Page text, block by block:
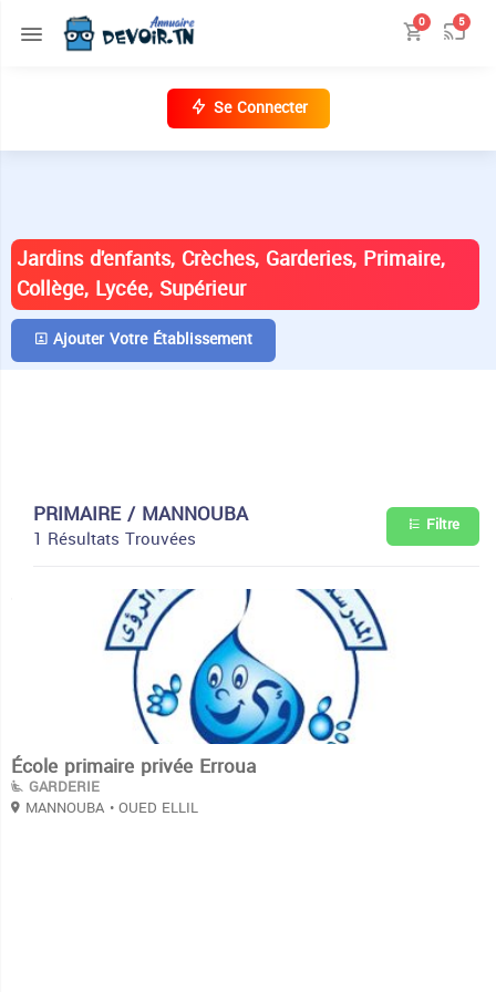
0 5
Se Connecter
Jardins d'enfants, Crèches, Garderies, Primaire,
Collège, Lycée, Supérieur
Ajouter Votre Établissement
PRIMAIRE / MANNOUBA
1 Résultats Trouvées Filtre
École primaire privée Erroua
GARDERIE
MANNOUBA • OUED ELLIL